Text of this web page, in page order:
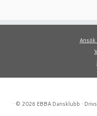
Ansök
· © 2026 EBBA Dansklubb ·